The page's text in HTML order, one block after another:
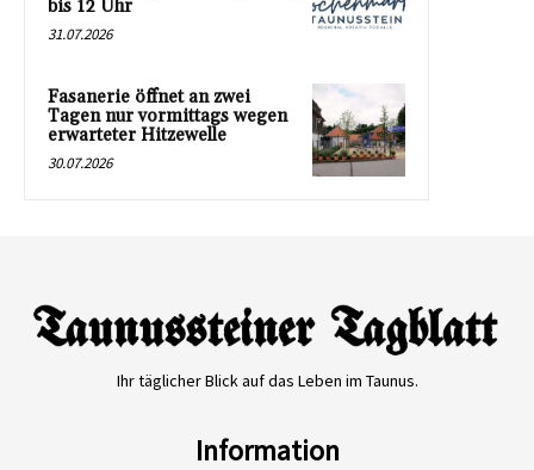
bis 12 Uhr
31.07.2026
Fasanerie öffnet an zwei
Tagen nur vormittags wegen
erwarteter Hitzewelle
30.07.2026
Ihr täglicher Blick auf das Leben im Taunus.
Information